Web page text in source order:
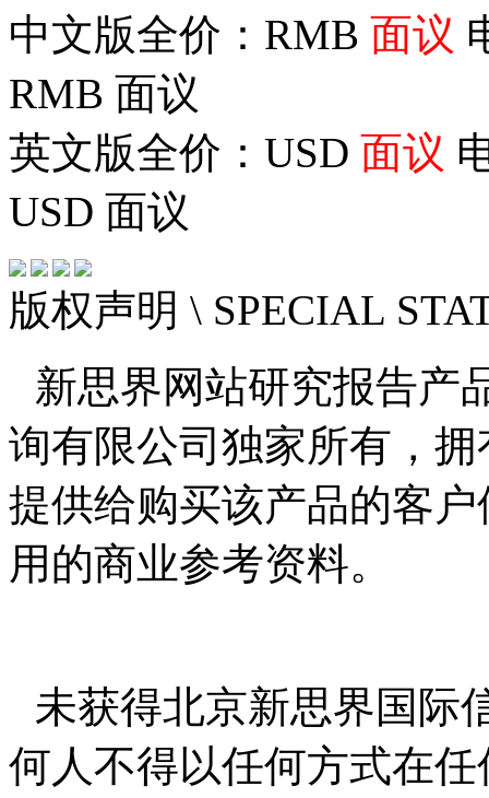
中文版全价：RMB 面议
RMB 面议
英文版全价：USD 面议
USD 面议
版权声明 \ SPECIAL
新思界网站研究报告产
询有限公司独家所有，
提供给购买该产品的客
用的商业参考资料。
未获得北京新思界国际
何人不得以任何方式在